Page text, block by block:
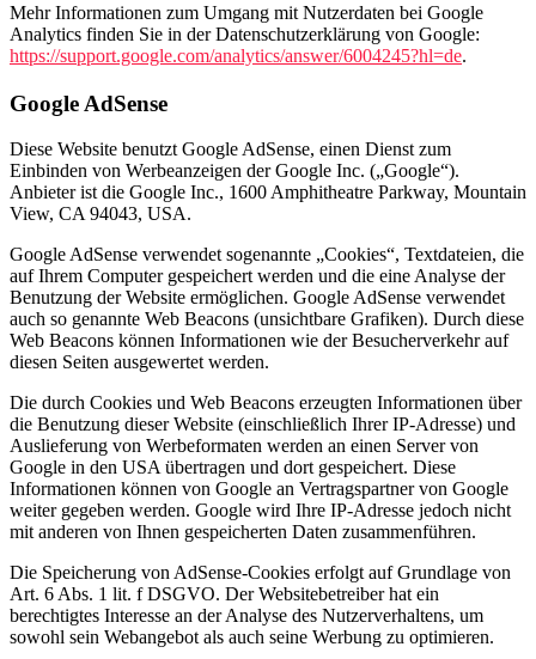
Mehr Informationen zum Umgang mit Nutzerdaten bei Google
Analytics finden Sie in der Datenschutzerklärung von Google:
https://support.google.com/analytics/answer/6004245?hl=de.
Google AdSense
Diese Website benutzt Google AdSense, einen Dienst zum
Einbinden von Werbeanzeigen der Google Inc. („Google“).
Anbieter ist die Google Inc., 1600 Amphitheatre Parkway, Mountain
View, CA 94043, USA.
Google AdSense verwendet sogenannte „Cookies“, Textdateien, die
auf Ihrem Computer gespeichert werden und die eine Analyse der
Benutzung der Website ermöglichen. Google AdSense verwendet
auch so genannte Web Beacons (unsichtbare Grafiken). Durch diese
Web Beacons können Informationen wie der Besucherverkehr auf
diesen Seiten ausgewertet werden.
Die durch Cookies und Web Beacons erzeugten Informationen über
die Benutzung dieser Website (einschließlich Ihrer IP-Adresse) und
Auslieferung von Werbeformaten werden an einen Server von
Google in den USA übertragen und dort gespeichert. Diese
Informationen können von Google an Vertragspartner von Google
weiter gegeben werden. Google wird Ihre IP-Adresse jedoch nicht
mit anderen von Ihnen gespeicherten Daten zusammenführen.
Die Speicherung von AdSense-Cookies erfolgt auf Grundlage von
Art. 6 Abs. 1 lit. f DSGVO. Der Websitebetreiber hat ein
berechtigtes Interesse an der Analyse des Nutzerverhaltens, um
sowohl sein Webangebot als auch seine Werbung zu optimieren.